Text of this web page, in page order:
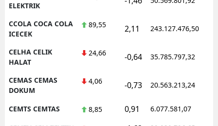
ELEKTRIK
CCOLA COCA COLA
ICECEK
89,55 2,11 243.127.476,50
CELHA CELIK
HALAT
24,66 -0,64 35.785.797,32
CEMAS CEMAS
DOKUM
4,06 -0,73 20.563.213,24
CEMTS CEMTAS 8,85 0,91 6.077.581,07